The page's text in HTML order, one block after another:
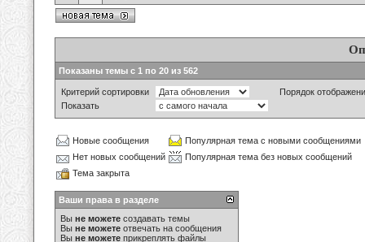
Показаны темы с 1 по 20 из 562
Критерий сортировки
Порядок
Показать
Новые сообщения
Популярная тема с новыми сообщениями
Нет новых сообщений
Популярная тема без новых сообщений
Тема закрыта
Ваши права в разделе
Вы не можете создавать темы
Вы не можете отвечать на сообщения
Вы не можете прикреплять файлы